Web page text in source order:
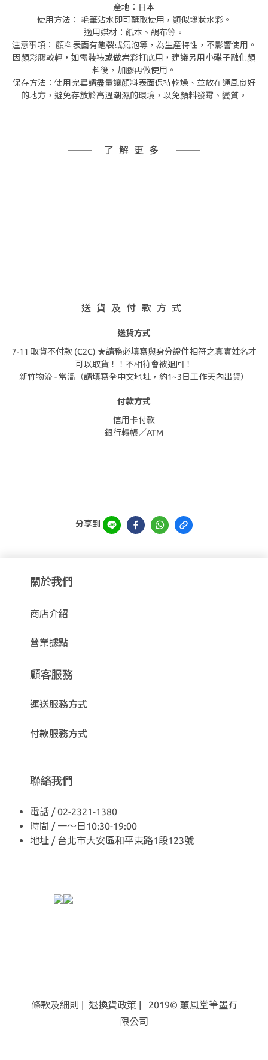
產地：日本
使用方法： 毛筆沾水即可蘸取使用，類似塊狀水彩。
適用媒材：紙本、絹布等。
注意事項： 顏料表面有龜裂或氣泡等，為生產特性，不影響使用。
因顏彩膠較輕，如需裝裱或做岩彩打底用，建議另用小碟子融化顏
料後，加膠再做使用。
保存方法：使用完畢請盡量讓顏料表面保持乾燥、並放在通風良好
的地方，避免存放於高溫潮濕的環境，以免顏料發霉、變質。
了解更多
送貨及付款方式
送貨方式
7-11 取貨不付款 (C2C) ★請務必填寫與身分證件相符之真實姓名才
可以取貨！！不相符會被退回！
新竹物流 - 常溫（請填寫全中文地址，約1~3日工作天內出貨）
付款方式
信用卡付款
銀行轉帳／ATM
分享到
關於我們
商店介紹
營業據點
顧客服務
運送服務方式
付款服務方式
聯絡我們
電話 / 02-2321-1380
時間 / 一～日10:30-19:00
地址 / 台北市大安區和平東路1段123號
條款及細則 | 退換貨政策 | 2019© 蕙風堂筆墨有
限公司